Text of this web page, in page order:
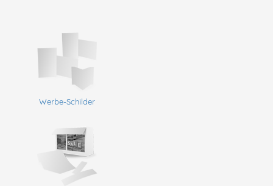
Werbe-Schilder